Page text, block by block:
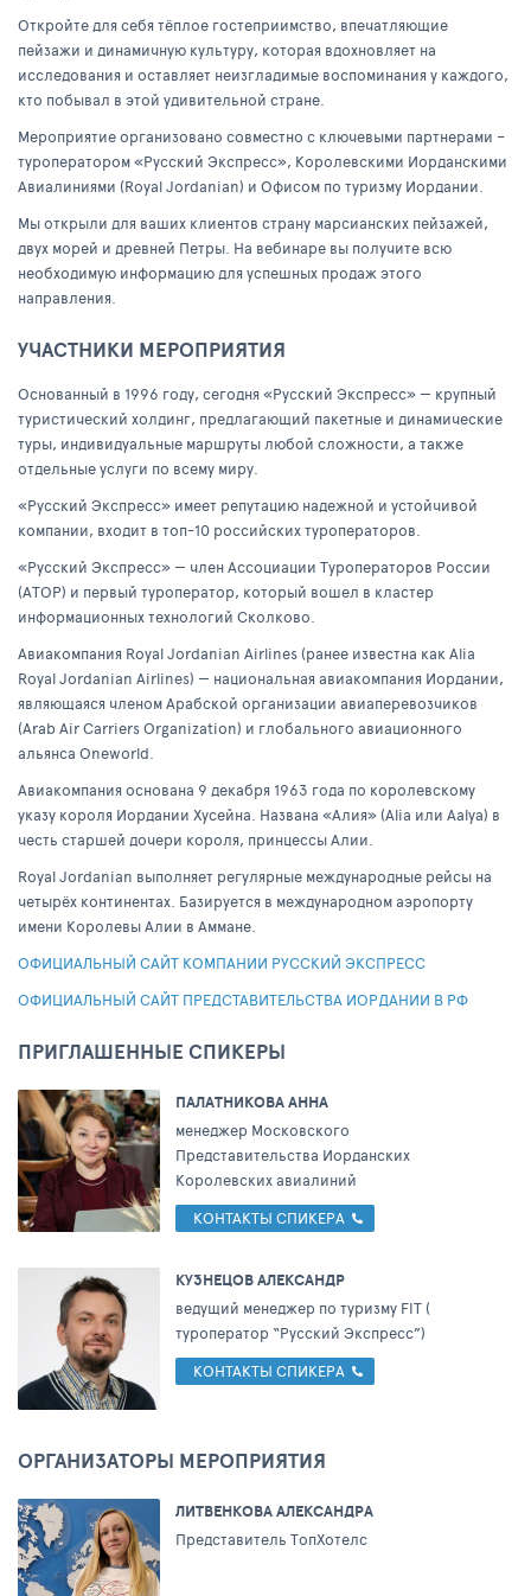
Откройте для себя тёплое гостеприимство, впечатляющие
пейзажи и динамичную культуру, которая вдохновляет на
исследования и оставляет неизгладимые воспоминания у каждого,
кто побывал в этой удивительной стране.
Мероприятие организовано совместно с ключевыми партнерами –
туроператором «Русский Экспресс», Королевскими Иорданскими
Авиалиниями (Royal Jordanian) и Офисом по туризму Иордании.
Мы открыли для ваших клиентов страну марсианских пейзажей,
двух морей и древней Петры. На вебинаре вы получите всю
необходимую информацию для успешных продаж этого
направления.
УЧАСТНИКИ МЕРОПРИЯТИЯ
Основанный в 1996 году, сегодня «Русский Экспресс» — крупный
туристический холдинг, предлагающий пакетные и динамические
туры, индивидуальные маршруты любой сложности, а также
отдельные услуги по всему миру.
«Русский Экспресс» имеет репутацию надежной и устойчивой
компании, входит в топ-10 российских туроператоров.
«Русский Экспресс» — член Ассоциации Туроператоров России
(АТОР) и первый туроператор, который вошел в кластер
информационных технологий Сколково.
Авиакомпания Royal Jordanian Airlines (ранее известна как Alia
Royal Jordanian Airlines) — национальная авиакомпания Иордании,
являющаяся членом Арабской организации авиаперевозчиков
(Arab Air Carriers Organization) и глобального авиационного
альянса Oneworld.
Авиакомпания основана 9 декабря 1963 года по королевскому
указу короля Иордании Хусейна. Названа «Алия» (Alia или Aalya) в
честь старшей дочери короля, принцессы Алии.
Royal Jordanian выполняет регулярные международные рейсы на
четырёх континентах. Базируется в международном аэропорту
имени Королевы Алии в Аммане.
ОФИЦИАЛЬНЫЙ САЙТ КОМПАНИИ РУССКИЙ ЭКСПРЕСС
ОФИЦИАЛЬНЫЙ САЙТ ПРЕДСТАВИТЕЛЬСТВА ИОРДАНИИ В РФ
ПРИГЛАШЕННЫЕ СПИКЕРЫ
ПАЛАТНИКОВА АННА
менеджер Московского
Представительства Иорданских
Королевских авиалиний
КОНТАКТЫ СПИКЕРА
КУЗНЕЦОВ АЛЕКСАНДР
ведущий менеджер по туризму FIT (
туроператор “Русский Экспресс”)
КОНТАКТЫ СПИКЕРА
ОРГАНИЗАТОРЫ МЕРОПРИЯТИЯ
ЛИТВЕНКОВА АЛЕКСАНДРА
Представитель ТопХотелс